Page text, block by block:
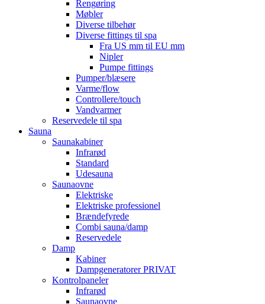
Rengøring
Møbler
Diverse tilbehør
Diverse fittings til spa
Fra US mm til EU mm
Nipler
Pumpe fittings
Pumper/blæsere
Varme/flow
Controllere/touch
Vandvarmer
Reservedele til spa
Sauna
Saunakabiner
Infrarød
Standard
Udesauna
Saunaovne
Elektriske
Elektriske professionel
Brændefyrede
Combi sauna/damp
Reservedele
Damp
Kabiner
Dampgeneratorer PRIVAT
Kontrolpaneler
Infrarød
Saunaovne